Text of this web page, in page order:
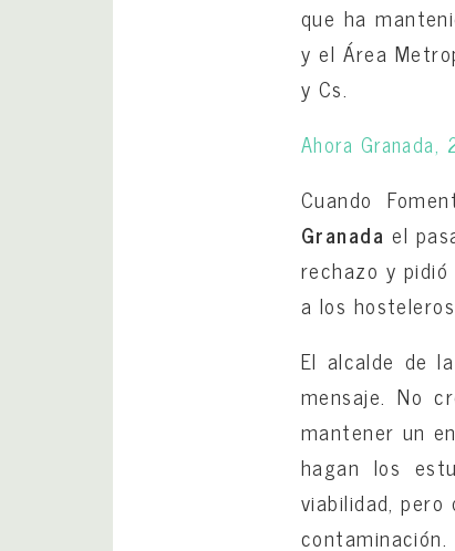
que ha
y el Área
y Cs.
Ahora Granada,
Cuando
Granada el
rechazo y
a los
El alcalde de
mensaje. No
mantener un
hagan los
viabilidad,
contaminación.